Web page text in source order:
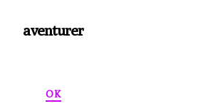
aventurer
Kategorien
OK